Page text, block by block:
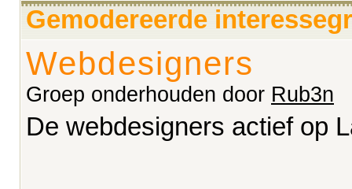
Gemodereerde
Webdesigners
Groep onderhouden door Rub3n
De webdesigners actief op